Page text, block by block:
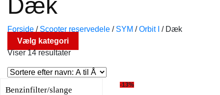
Dæk
Forside / Scooter reservedele / SYM / Orbit I /Dæk
Vælg kategori
Viser 14 resultater
Benzinfilter/slange
-13%